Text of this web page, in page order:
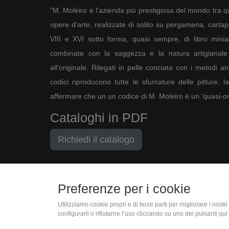
"M. Moleiro è l'azienda più prestigiosa del mondo tra
opere d'arte, realizzate di solito su pergamena,
VIII e XVI sotto forma, quasi sempre, di libro
combinate con la saggezza e la natura
all'originale. Rilegati in pelle conciata con i metodi
codici riproducono tutte le sfumature delle pitture,
affermare che un un codice di M. Moleiro è un 'quasi-
Cataloghi in PDF
Richiedi il catalogo
(+39) 06 9450 1915
Preferenze per i cookie
Utilizziamo cookie propri e di terze parti per migliorare i
configurarli o rifiutarne l’uso cliccando su uno dei pulsanti qui